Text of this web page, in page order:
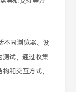
不同浏览器、设
测试，通过收集
和交互方式，